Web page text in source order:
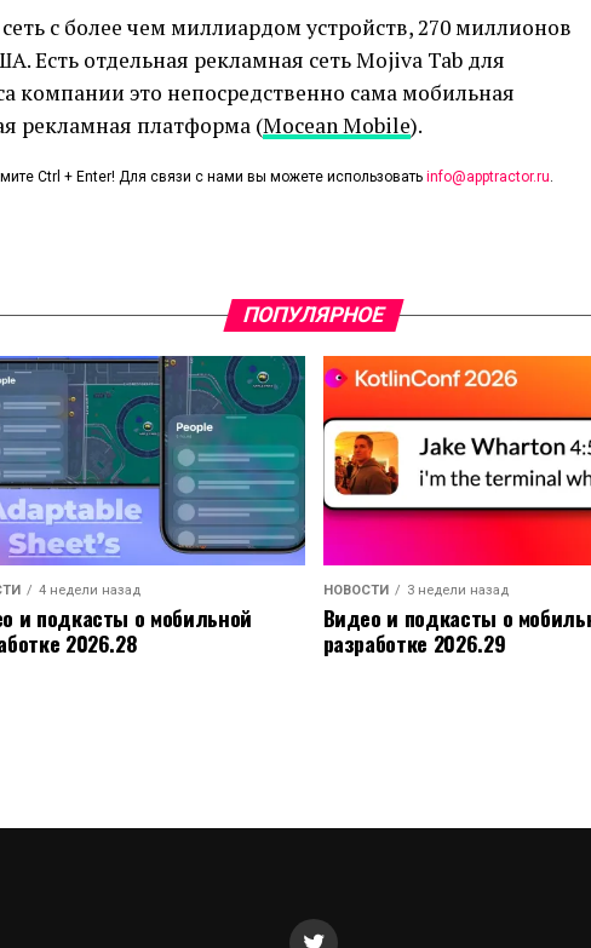
с более чем миллиардом устройств, 270 миллионов
Есть отдельная рекламная сеть Mojiva Tab для
компании это непосредственно сама мобильная
рекламная платформа (Mocean Mobile).
Ctrl + Enter! Для связи с нами вы можете использовать info@apptractor.ru.
ПОПУЛЯРНОЕ
4 недели назад
и подкасты о мобильной
2026.28
НОВОСТИ 3 недели назад
Видео и подкасты о
разработке 2026.29